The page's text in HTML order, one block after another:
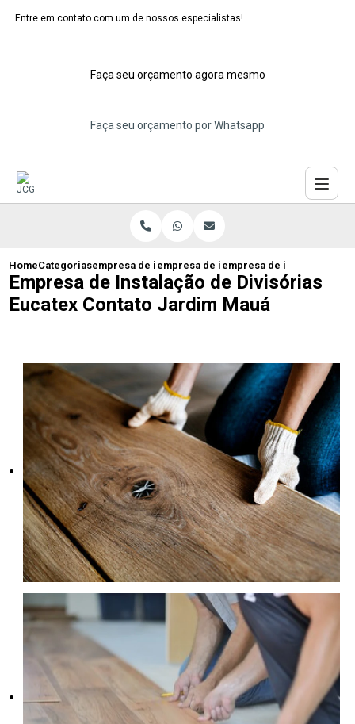
Entre em contato com um de nossos especialistas!
Faça seu orçamento agora mesmo
Faça seu orçamento por Whatsapp
HomeCategoriasempresa de instalacao de eucatex
empresa de instalacao de divisoria de
empresa de instalacao de
Empresa de Instalação de Divisórias
Eucatex Contato Jardim Mauá